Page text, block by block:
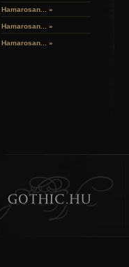
Hamarosan... »
Hamarosan... »
Hamarosan... »